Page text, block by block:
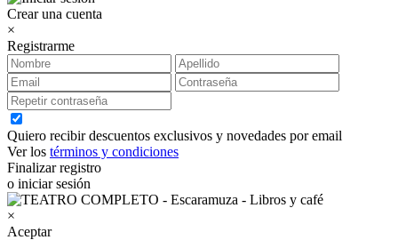
Crear una cuenta
×
Registrarme
Quiero recibir descuentos exclusivos y novedades por email
Ver los términos y condiciones
Finalizar registro
o iniciar sesión
×
Aceptar